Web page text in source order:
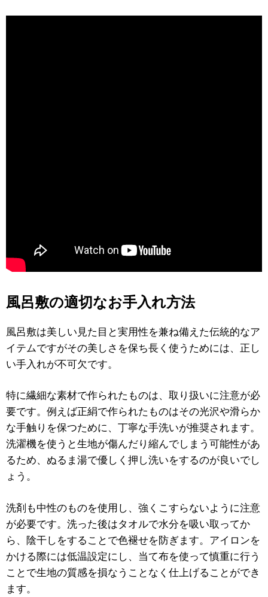
風呂敷の適切なお手入れ方法
風呂敷は美しい見た目と実用性を兼ね備えた伝統的なア
イテムですがその美しさを保ち長く使うためには、正し
い手入れが不可欠です。
特に繊細な素材で作られたものは、取り扱いに注意が必
要です。例えば正絹で作られたものはその光沢や滑らか
な手触りを保つために、丁寧な手洗いが推奨されます。
洗濯機を使うと生地が傷んだり縮んでしまう可能性があ
るため、ぬるま湯で優しく押し洗いをするのが良いでし
ょう。
洗剤も中性のものを使用し、強くこすらないように注意
が必要です。洗った後はタオルで水分を吸い取ってか
ら、陰干しをすることで色褪せを防ぎます。アイロンを
かける際には低温設定にし、当て布を使って慎重に行う
ことで生地の質感を損なうことなく仕上げることができ
ます。